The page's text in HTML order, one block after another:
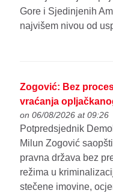
Gore i Sjedinjenih
najvišem nivou od
Zogović: Bez
vraćanja
on 06/08/2026 at 09:26
Potpredsjednik
Milun Zogović
pravna država bez
režima u
stečene imovine,